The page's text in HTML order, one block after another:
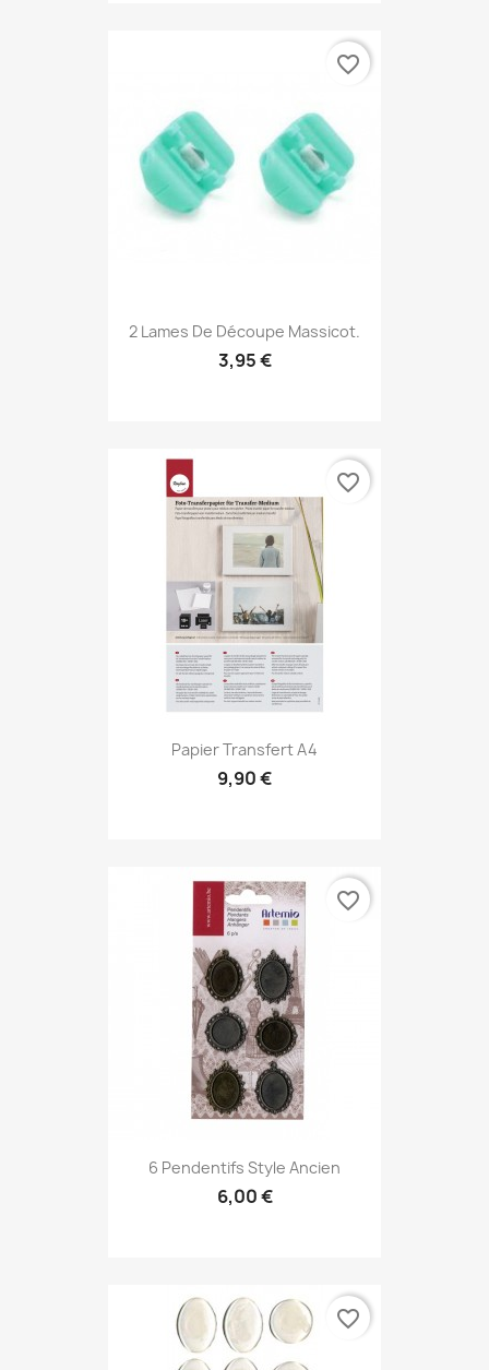
2 Lames De Découpe Massicot.
3,95 €
favorite_border
Papier Transfert A4
9,90 €
favorite_border
6 Pendentifs Style Ancien
6,00 €
favorite_border
favorite_border